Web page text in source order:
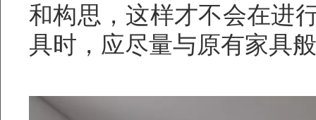
和构思，这样才不会在进
具时，应尽量与原有家具